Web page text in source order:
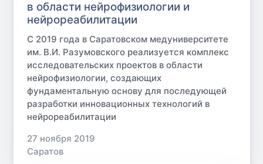
в области нейрофизиологии и
нейрореабилитации
С 2019 года в Саратовском медуниверситете
им. В.И. Разумовского реализуется комплекс
исследовательских проектов в области
нейрофизиологии, создающих
фундаментальную основу для последующей
разработки инновационных технологий в
нейрореабилитации
27 ноября 2019
Саратов